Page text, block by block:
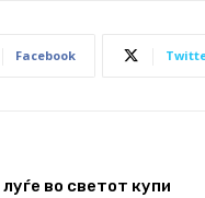
Facebook
во светот купи